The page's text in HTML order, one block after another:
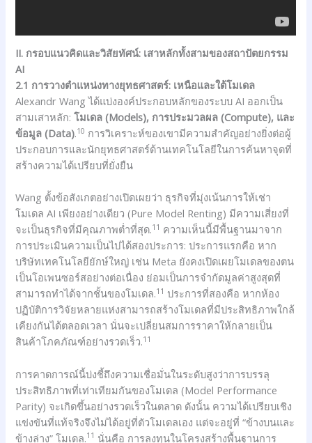
II. กรอบแนวคิดและวิสัยทัศน์: เสาหลักทั้งสามของสถาปัตยกรรม
AI
2.1 การวางตำแหน่งทางยุทธศาสตร์: เหนือและใต้โมเดล
Alexandr Wang ได้แบ่งองค์ประกอบหลักของระบบ AI ออกเป็น
สามเสาหลัก:โมเดล (Models), การประมวลผล (Compute), และ
ข้อมูล (Data).10 การวิเคราะห์ของเขามีความสำคัญอย่างยิ่งต่อผู้
ประกอบการและนักยุทธศาสตร์ด้านเทคโนโลยีในการค้นหาจุดที่
สร้างความได้เปรียบที่ยั่งยืน
Wang ตั้งข้อสังเกตอย่างเปิดเผยว่า ธุรกิจที่มุ่งเน้นการให้เช่า
โมเดล AI เพียงอย่างเดียว (Pure Model Renting) มีความเสี่ยงที่
จะเป็นธุรกิจที่มีคุณภาพต่ำที่สุด.11 ความเห็นนี้มีพื้นฐานมาจาก
การประเมินความเป็นไปได้สองประการ: ประการแรกคือ หาก
บริษัทเทคโนโลยียักษ์ใหญ่ เช่น Meta ยังคงเปิดเผยโมเดลของตน
เป็นโอเพนซอร์สอย่างต่อเนื่อง ย่อมเป็นการจำกัดมูลค่าสูงสุดที่
สามารถทำได้จากชั้นของโมเดล.11 ประการที่สองคือ หากห้อง
ปฏิบัติการวิจัยหลายแห่งสามารถสร้างโมเดลที่มีประสิทธิภาพใกล้
เคียงกันได้ตลอดเวลา นั่นจะเปลี่ยนสมการราคาให้กลายเป็น
สินค้าโภคภัณฑ์อย่างรวดเร็ว.11
การคาดการณ์นี้บ่งชี้ถึงความเชื่อมั่นในระดับสูงว่าการบรรลุ
ประสิทธิภาพที่เท่าเทียมกันของโมเดล (Model Performance
Parity) จะเกิดขึ้นอย่างรวดเร็วในตลาด ดังนั้น ความได้เปรียบเชิง
แข่งขันที่แท้จริงจึงไม่ได้อยู่ที่ตัวโมเดลเอง แต่จะอยู่ที่ “ข้างบนและ
ข้างล่าง” โมเดล.11 นั่นคือ การลงทุนในโครงสร้างพื้นฐานการ